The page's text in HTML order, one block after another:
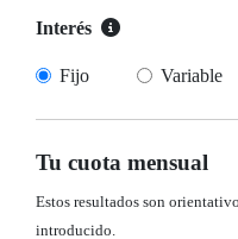
Interés
Fijo Variable
Tu cuota mensual
Estos resultados son
introducido.